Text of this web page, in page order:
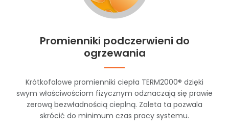
Promienniki podczerwieni do
ogrzewania
Krótkofalowe promienniki ciepła TERM2000® dzięki
swym właściwościom fizycznym odznaczają się prawie
zerową bezwładnością cieplną. Zaleta ta pozwala
skrócić do minimum czas pracy systemu.